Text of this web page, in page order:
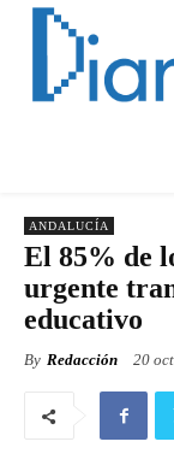
ANDALUCÍA
El 85% de
urgente
educativo
By Redacción 20